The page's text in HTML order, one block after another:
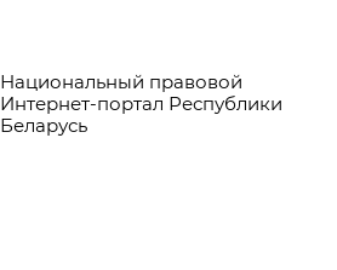
Национальный правовой
Интернет-портал Республики
Беларусь